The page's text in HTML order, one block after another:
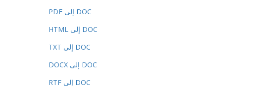
PDF إلى DOC
HTML إلى DOC
TXT إلى DOC
DOCX إلى DOC
RTF إلى DOC